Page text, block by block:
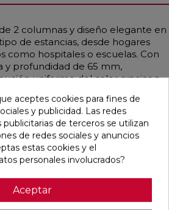
2 columnas y diseño elegante en
de estancias, desde hogares
como hospitales o escuelas. Con
y profundidad de 65 mm,
uniforme del calor gracias a
calderas de condensación o
en diferentes medidas con
2769 W por elemento
universales, purgador y tapón.
en todos los acabados Irsap.
aceptes cookies para fines de
y publicidad. Las redes
publicitarias de terceros se utilizan
de redes sociales y anuncios
estas cookies y el
personales involucrados?
Aceptar